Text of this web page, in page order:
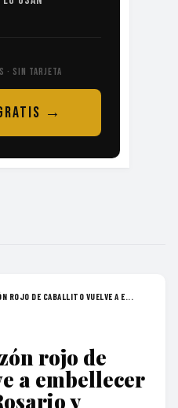
→
rojo de
a embellecer
y